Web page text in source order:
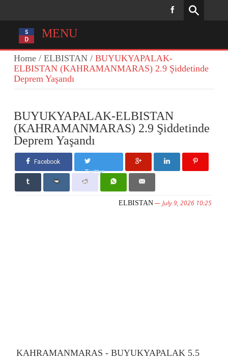
MENU
Home /ELBISTAN /BUYUKYAPALAK-
ELBISTAN (KAHRAMANMARAS) 2.9 Şiddetinde
Deprem Yaşandı
BUYUKYAPALAK-ELBISTAN
(KAHRAMANMARAS) 2.9 Şiddetinde
Deprem Yaşandı
Facebook
Twitter
ELBISTAN July 9, 2026 10:25
KAHRAMANMARAS - BUYUKYAPALAK 5.5